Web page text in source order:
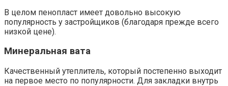
В целом пенопласт имеет довольно высокую
популярность у застройщиков (благодаря прежде всего
низкой цене).
Минеральная вата
Качественный утеплитель, который постепенно выходит
на первое место по популярности. Для закладки внутрь